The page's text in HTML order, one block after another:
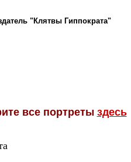
"Клятвы Гиппократа"
все портреты здесь